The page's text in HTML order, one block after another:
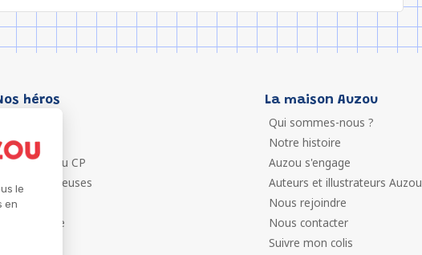
le
en
héros
P'tit Loup
Les Héros du CP
Les Influenceuses
Migali
Petite Taupe
La maison Auzou
Qui sommes-nous ?
Notre histoire
Auzou s'engage
Auteurs et illustrateurs Auzou
Nous rejoindre
Nous contacter
Suivre mon colis